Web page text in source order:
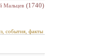
Мальцев (1740)
события, факты